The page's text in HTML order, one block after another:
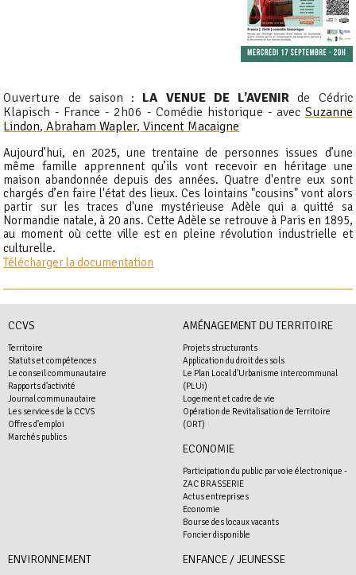
Ouverture de saison : LA VENUE DE L’AVENIRde Cédric
Klapisch - France - 2h06 - Comédie historique - avec Suzanne
Lindon, Abraham Wapler, Vincent Macaigne
Aujourd’hui, en 2025, une trentaine de personnes issues d’une
même famille apprennent qu’ils vont recevoir en héritage une
maison abandonnée depuis des années. Quatre d'entre eux sont
chargés d’en faire l'état des lieux. Ces lointains "cousins" vont alors
partir sur les traces d'une mystérieuse Adèle qui a quitté sa
Normandie natale, à 20 ans. Cette Adèle se retrouve à Paris en 1895,
au moment où cette ville est en pleine révolution industrielle et
culturelle.
Télécharger la documentation
CCVS
Territoire
Statuts et compétences
Le conseil communautaire
Rapports d'activité
Journal communautaire
Les services de la CCVS
Offres d'emploi
Marchés publics
AMÉNAGEMENT DU TERRITOIRE
Projets structurants
Application du droit des sols
Le Plan Local d'Urbanisme intercommunal
(PLUi)
Logement et cadre de vie
Opération de Revitalisation de Territoire
(ORT)
ECONOMIE
Participation du public par voie électronique -
ZAC BRASSERIE
Actus entreprises
Economie
Bourse des locaux vacants
Foncier disponible
ENVIRONNEMENT ENFANCE / JEUNESSE